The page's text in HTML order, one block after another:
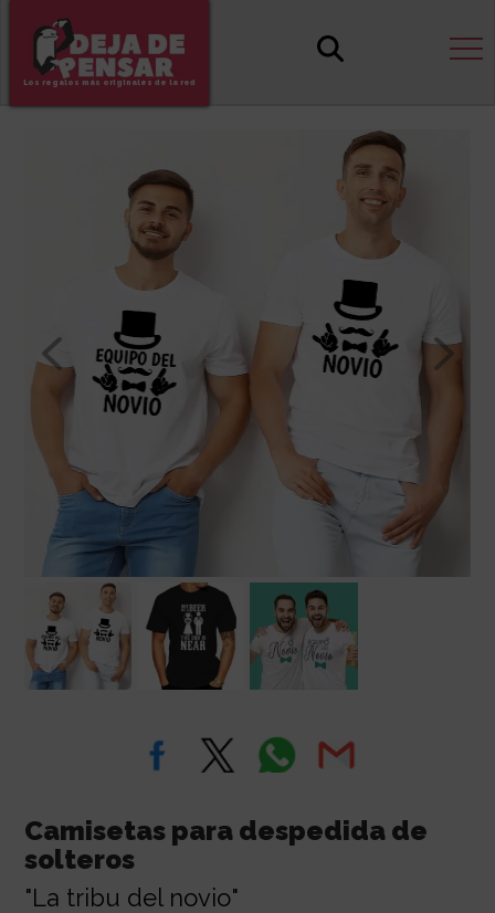
Los regalos más originales de la red
Camisetas para despedida de
solteros
"La tribu del novio"